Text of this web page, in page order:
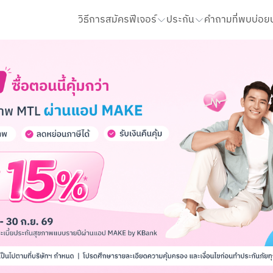
วิธีการสมัครฟีเจอร์
เติมเงิน จ่ายบิล
ฝาก โอน ถอนเงินสด
โอนเงินเข้า
ถอนเงินสด
โอนเงินล่วงหน้า
เพิ่มเพื่อนจากรายการโอนเงิน
ประวัติย้อนหลังเกิน 1 ปี
To Do List
ตั้งค่าเพื่อน
Pop Pay
ปรับวงเงินการทำธุรกรรม
สมุดบัญชี และการรับเงินเดือน
รายรับ รายจ่ายรวม
รายรับ รายจ่ายของ Cloud
จัดการหมวดหมู่และการจัดหมวดห
แก้ไขบันทึกช่วยจำ
ส่งออกไฟล์ CSV
ประกัน
ประกันโรคร้ายแรง เลือกได้ตามใจ
ประกันชีวิตและอุบัติเหตุ HAPPY LIFE PROTECT 10/10
ประกันออมสั้น ขยันคืนทุกปี 14/3
ประกันทั้งหมด
คําถามที่พบบ่อย